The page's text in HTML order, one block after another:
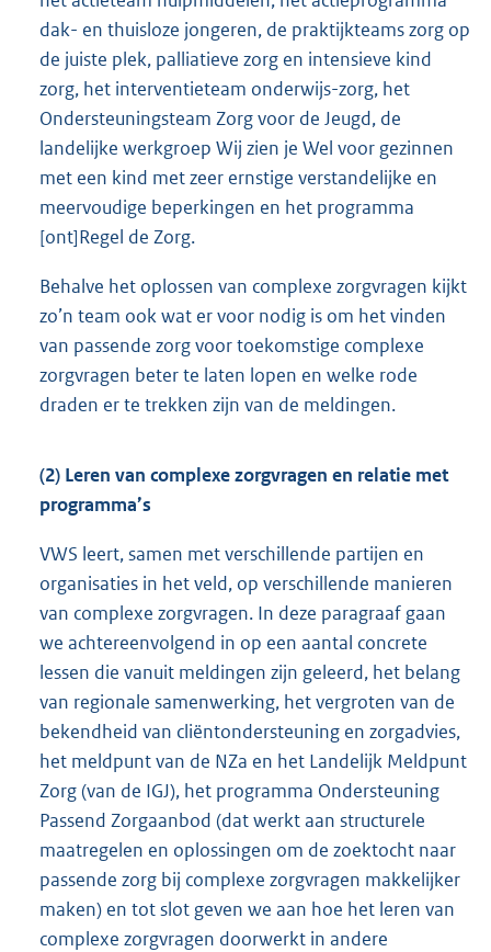
dak- en thuisloze jongeren, de praktijkteams zorg op
de juiste plek, palliatieve zorg en intensieve kind
zorg, het interventieteam onderwijs-zorg, het
Ondersteuningsteam Zorg voor de Jeugd, de
landelijke werkgroep Wij zien je Wel voor gezinnen
met een kind met zeer ernstige verstandelijke en
meervoudige beperkingen en het programma
[ont]Regel de Zorg.
Behalve het oplossen van complexe zorgvragen kijkt
zo’n team ook wat er voor nodig is om het vinden
van passende zorg voor toekomstige complexe
zorgvragen beter te laten lopen en welke rode
draden er te trekken zijn van de meldingen.
(2) Leren van complexe zorgvragen en relatie met
programma’s
VWS leert, samen met verschillende partijen en
organisaties in het veld, op verschillende manieren
van complexe zorgvragen. In deze paragraaf gaan
we achtereenvolgend in op een aantal concrete
lessen die vanuit meldingen zijn geleerd, het belang
van regionale samenwerking, het vergroten van de
bekendheid van cliëntondersteuning en zorgadvies,
het meldpunt van de NZa en het Landelijk Meldpunt
Zorg (van de IGJ), het programma Ondersteuning
Passend Zorgaanbod (dat werkt aan structurele
maatregelen en oplossingen om de zoektocht naar
passende zorg bij complexe zorgvragen makkelijker
maken) en tot slot geven we aan hoe het leren van
complexe zorgvragen doorwerkt in andere